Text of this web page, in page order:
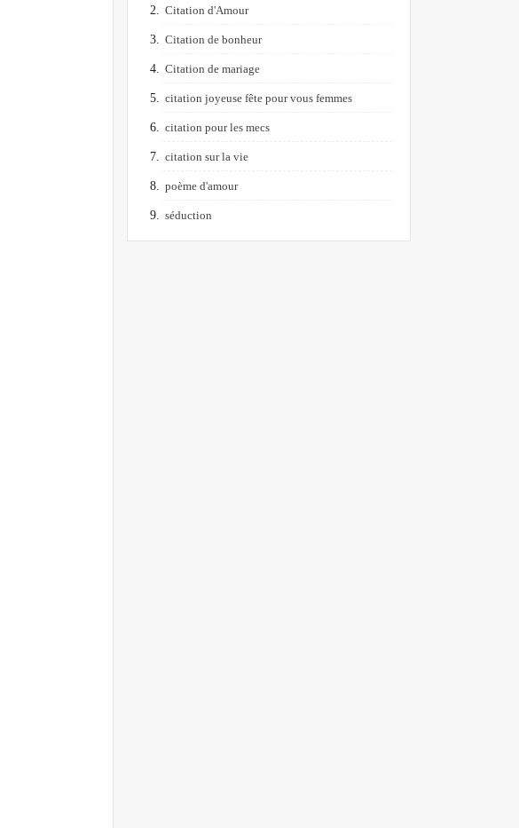
Citation d'Amour
Citation de bonheur
Citation de mariage
citation joyeuse fête pour vous femmes
citation pour les mecs
citation sur la vie
poème d'amour
séduction